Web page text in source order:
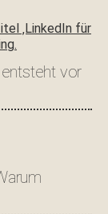
vor